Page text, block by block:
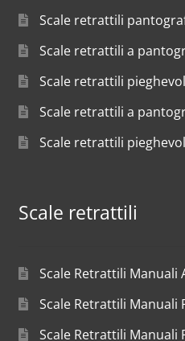
Scale retrattili
Scale retrattili a
Scale retrattili
Scale retrattili a
Scale retrattili
Scale retrattili
Scale Retrattili Manuali
Scale Retrattili Manuali
Scale Retrattili Manuali